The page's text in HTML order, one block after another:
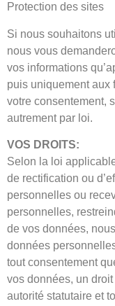
Protection des sites
Si nous souhaitons
nous vous
vos informations
puis uniquement aux
votre consentement,
autrement par loi.
VOS DROITS:
Selon la loi
de rectification ou
personnelles ou
personnelles,
de vos données,
données
tout consentement
vos données, un
autorité statutaire et